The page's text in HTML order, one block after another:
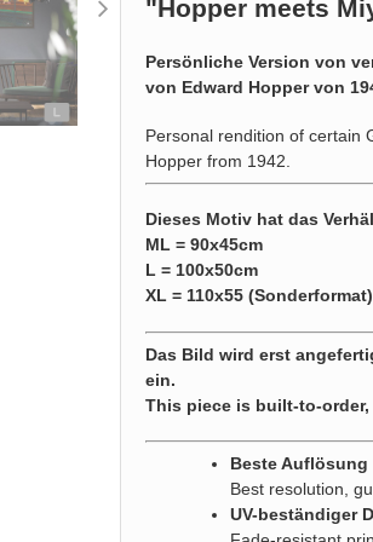
"Hopper meets
Persönliche Version von
von Edward Hopper von
Personal rendition of certain
Hopper from 1942.
Dieses Motiv hat das
ML = 90x45cm
L = 100x50cm
XL = 110x55 (Sonderformat)
Das Bild wird erst
ein.
This piece is built-to-
Beste
Best resolution,
UV-beständiger